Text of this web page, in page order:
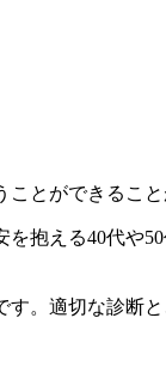
とができること
抱える40代や
。適切な診断